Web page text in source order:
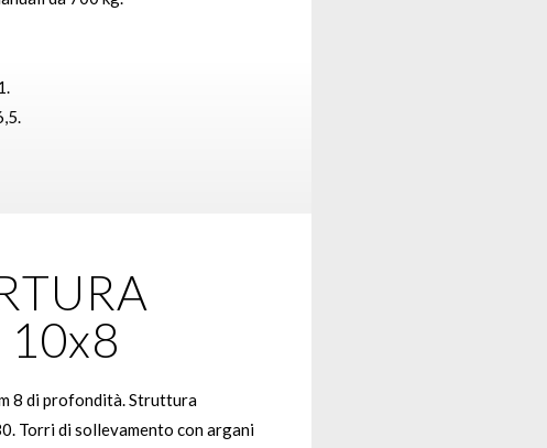
8 di profondità. Struttura
Torri di sollevamento con argani